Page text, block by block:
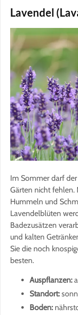
Lavendel
Im Sommer darf
Gärten nicht fehlen.
Hummeln und
Lavendelblüten
Badezusätzen
und kalten
Sie die noch
besten.
Auspflanzen:
Standort:
Boden: